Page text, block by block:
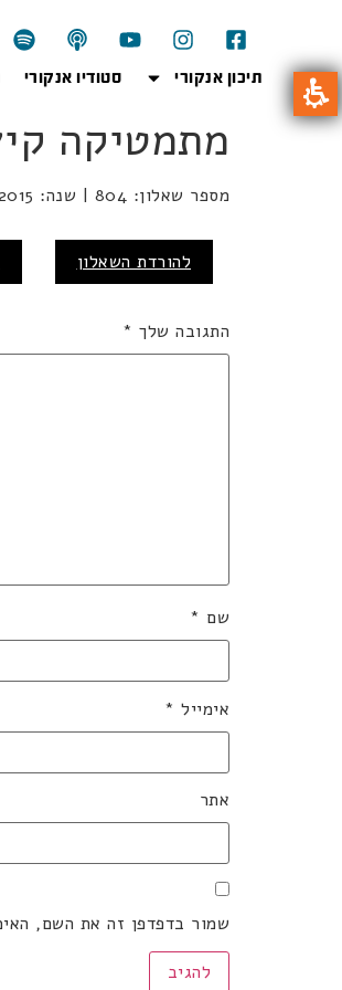
תיכון אנקורי סטודיו אנקורי
מתמטיקה קיץ 2015
מספר שאלון: 804 | שנה: 2015 | מקצוע: מתמטיקה | מועד: קיץ
להורדת השאלון
התגובה שלך *
שם *
אימייל *
אתר
שמור בדפדפן זה את השם,